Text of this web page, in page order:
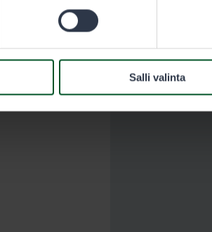
Salli valinta